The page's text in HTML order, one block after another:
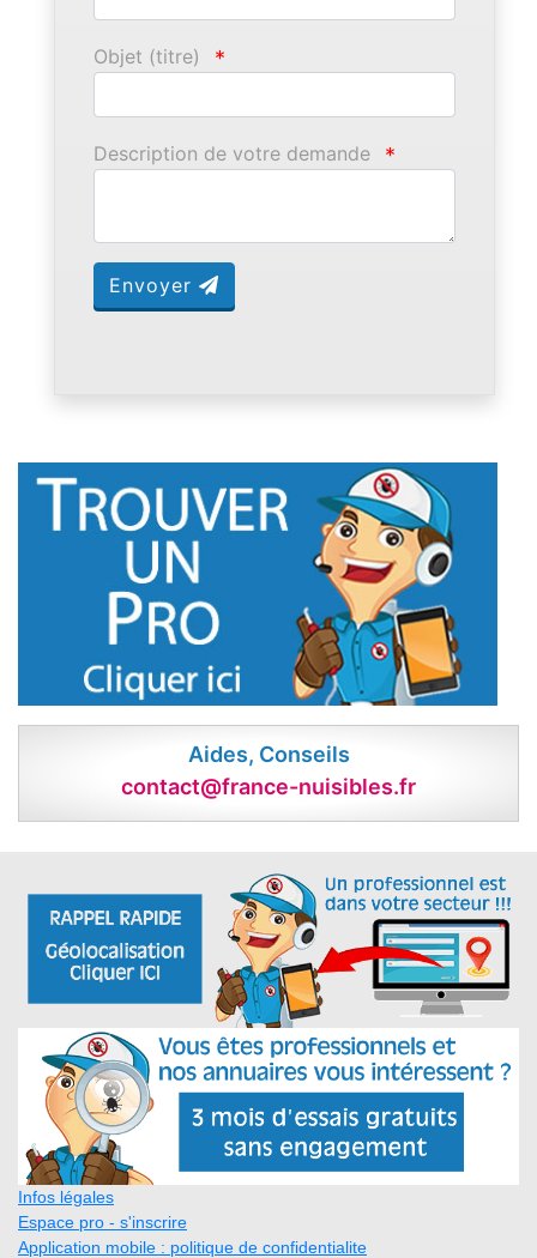
Objet (titre) *
Description de votre demande *
Envoyer
Aides, Conseils
contact@france-nuisibles.fr
Infos légales
Espace pro - s'inscrire
Application mobile : politique de confidentialite